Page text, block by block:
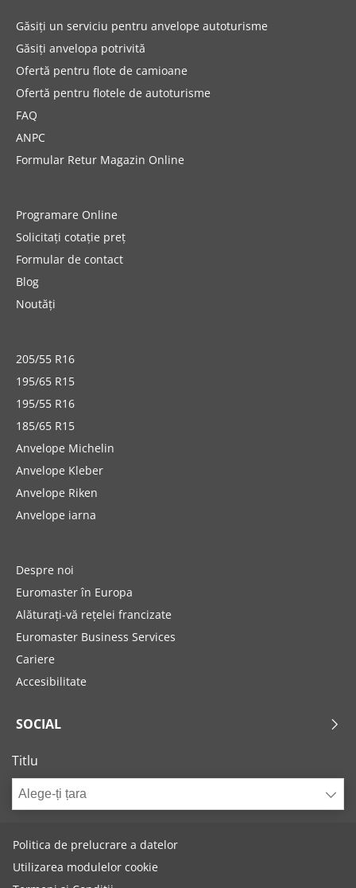
Găsiți un serviciu pentru anvelope autoturisme
Găsiți anvelopa potrivită
Ofertă pentru flote de camioane
Ofertă pentru flotele de autoturisme
FAQ
ANPC
Formular Retur Magazin Online
Programare Online
Solicitați cotație preț
Formular de contact
Blog
Noutăți
205/55 R16
195/65 R15
195/55 R16
185/65 R15
Anvelope Michelin
Anvelope Kleber
Anvelope Riken
Anvelope iarna
Despre noi
Euromaster în Europa
Alăturați-vă rețelei francizate
Euromaster Business Services
Cariere
Accesibilitate
SOCIAL
Titlu
Alege-ți țara
Politica de prelucrare a datelor
Utilizarea modulelor cookie